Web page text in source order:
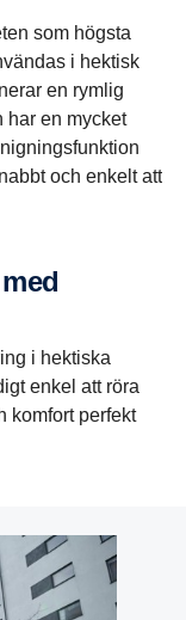
som högsta
i hektisk
en rymlig
har en mycket
och enkelt att
i hektiska
enkel att röra
komfort perfekt